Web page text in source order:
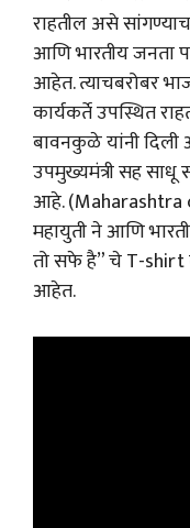
राहतील असे
आणि भारतीय जनता
आहेत. त्याचबरोबर
कार्यकर्ते उपस्थित
बावनकुळे यांनी दिली
उपमुख्यमंत्री सह
आहे. (Maharashtra
महायुती ने आणि
तो सफे है” चे T-shirt
आहेत.